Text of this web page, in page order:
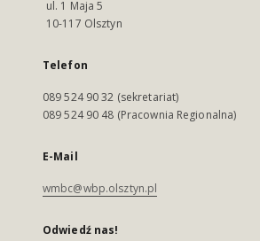
ul. 1 Maja 5
10-117 Olsztyn
Telefon
089 524 90 32 (sekretariat)
089 524 90 48 (Pracownia Regionalna)
E-Mail
wmbc@wbp.olsztyn.pl
Odwiedź nas!